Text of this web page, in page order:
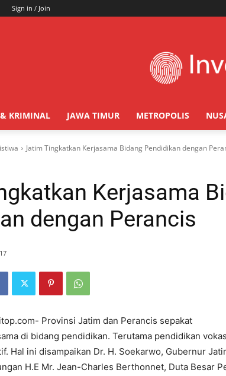
Sign in / Join
KRIMINAL JAWA TIMUR METROPOLIS
Jatim Tingkatkan Kerjasama Bidang Pendidikan dengan
Kerjasama
dengan Perancis
Provinsi Jatim dan Perancis sepakat
di bidang pendidikan. Terutama pendidikan
Hal ini disampaikan Dr. H. Soekarwo, Gubernur
H.E Mr. Jean-Charles Berthonnet, Duta Besar